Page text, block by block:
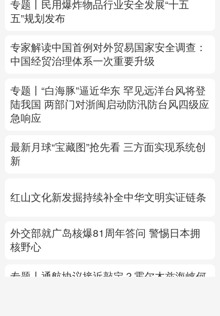
专题丨
民用爆炸物品行业安全发展“十五
五”规划发布
专家解读中国首例对外贸易国家安全调查：
中国经贸治理体系一次重要升级
专题丨 “白海豚”逼近华东 罕见远洋台风将登
陆我国 两部门对浙闽启动防汛防台风四级应
急响应
最新月球“宝藏图”抢先看 三方面实现系统创
新
红山文化新发掘持续补全中华文明实证链条
外交部就广岛核爆81周年答问 警惕日本拥
核野心
专题丨 通航协议接近敲定？霍尔木兹海峡何